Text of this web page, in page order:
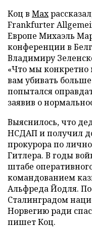
Коц в Мах
Frankfurter
Европе Михаэль
конференции в
Владимиру
«Что мы
вам убивать
попытался
заявив о
Выяснилось, что
НСДАП и получил
прокурора по
Гитлера. В годы
штабе
командованием
Альфреда Йодля.
Сталинградом
Норвегию ради
пишет Коц.